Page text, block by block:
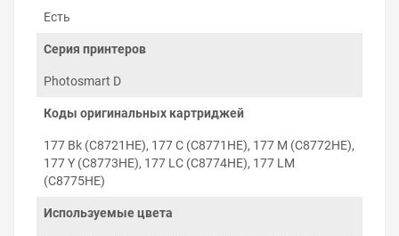
принтера и обнуление уровня чернил при
Заправка и установка
картриджей на HP
Photosmart D7468
Установка перезаправляемых картриджей HP
Photosmart D7468 проходит в два этапа: заправка
чернилами и установка в слот принтера,
Есть
Серия принтеров
Photosmart D
Коды оригинальных картриджей
177 Bk (C8721HE), 177 C (C8771HE), 177 M (C8772HE),
177 Y (C8773HE), 177 LC (C8774HE), 177 LM
(C8775HE)
Используемые цвета